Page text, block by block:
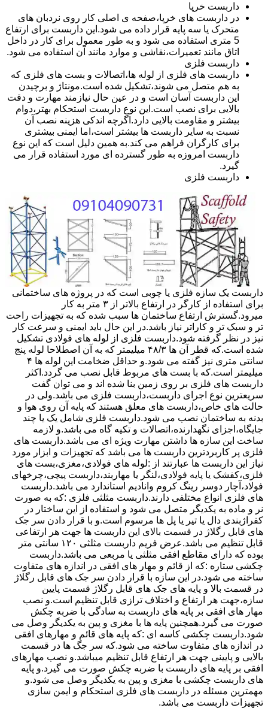
داربست خرپا
در داربست های خرپا،صفحه ی اصلی کار روی نردبان های
متحرک یا سه پایه قرار داده می شود.این داربست برای ارتفاع
5 متری استفاده می شود و به طور معمول برای کار در داخل
اتاق مانند تعمیرات،نقاشی و موارد مانند آن استفاده می شود.
داربست فلزی
داربست های فلزی از لوله ها،اتصالات و بست های فلزی که
به هم متصل می شوند،تشکیل شده است.مونتاژ و برچیدن
این داربست آسان است و در عین حال نیازمند مهارت و دقت
بالایی برای نصب است.این نوع داربست استحکام بهتر،دوام
بیشتر و مقاومت بالایی دارد.اگرچه اندکی هزینه نصب آن
نسبت به سایر داربست ها بیشتر است،اما ایمنی بیشتری
برای کارگران فراهم می کند.به همین دلیل است که این نوع
داربست امروزه به طور گسترده ای مورد استفاده قرار می
گیرد.
داربست فلزی
داربست یک سازه فلزی یا چوبی است که در پروژه های ساختمانی
برای استفاده از کارگر در ارتفاع بالاتر از ۳ متر به کار
میرود.گسترش ارتفاع ساختمان ها سبب شده که به تجهیزات راحت
تر و سبک تر و کاراتر نیاز باشد.در این حال باید ایمنی و سرعت کار
نیز در نظر گرفته شود.داربست فلزی از لوله های فولادی تشکیل
شده است.که قطر آن ها ۴۸/۳ میلیمتر که به آن اصطلاحا لوله پنج
سانتی متری نیز گفته می شود.و حداقل ضخامت این لوله ها ۴
میلیمتر است.که با بست های مربوط قابل نصب می گردد.اکثر
داربست های فلزی بر روی زمین بنا شده اند و می توان گفت
سریعترین نوع اجرای داربست،داربست فلزی می باشد.ولی در
حالت های خاص،داربست های معلق هستند که پایه آن روی هوا و
بدنه به ساختمان نصب می شود.داربست فلزی شامل یک یا چند
جایگاه،اجزای نگهدارنده،اتصالات و تکیه گاه می باشد.و لازمه
ساخت این سازه ها داشتن مهارت ویژه ای می باشد.داربست های
فلزی پر کاربردترین داربست ها می باشد که تجهیزات و ابزار مورد
نیاز این داربست ها عبارتند از :لوله های فولادی،مغزی،بست های
فلزی،کفشک یا پایه فولادی،لنگر یا مهاربند،داربست پیچی،چرخهای
فولاد،آچار دوسر رینگ کروم وانادیم استاندارد می باشد.داربست
های فلزی انواع مختلفی دارند.داربست مثلثی فلزی :که به صورت
نر و ماده به یکدیگر متصل می شود و استفاده از این ساختار در
کفراژبندی دال یا تیر یا پل ها مرسوم است.و با قرار دادن سر جک
های قابل رگلاژ در قسمت بالای این داربست ها جهت هر ارتفاعی
قابل تنظیم می باشد.عرض فریم داربست مثلثی ۱۲۰ سانتی متر
بوده که دارای مقاطع افقی مثلثی یا مربعی می باشد.داربست
چکشی ستاره :که از قائم و مهار های افقی در اندازه های متفاوت
ساخته می شود.در این سازه با قرار دادن سر جک های قابل رگلاژ
در قسمت بالا و پایه های جک های قابل رگلاژ قسمت پایین
سازه،جهت هر ارتفاع و اختلاف ترازی قابل تنظیم است.و نصب
مهار های افقی بر پایه های داربست به سادگی با ضربه چکش
صورت می گیرد.همچنین پایه ها با مغزی و پین به یکدیگر وصل می
شود.داربست چکشی کاسه ای :که پایه های قائم و مهارهای افقی
در اندازه های متفاوت ساخته می شود.که سر جگ ها در قسمت
بالایی و پایینی جهت هر ارتفاع قابل تنظیم میباشد.و نصب مهارهای
افقی بر پایه های داربست با ضربه چکش صورت می گیرد.و پایه
های داربست چکشی با مغزی و پین به یکدیگر وصل می شود.و
مهمترین مسئله در داربست های فلزی استحکام و ایمن سازی
تجهیزات داربست می باشد.